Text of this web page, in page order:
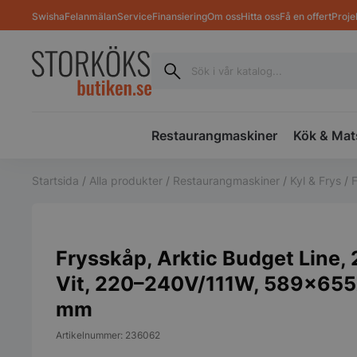
SwishaFelanmälanServiceFinansieringOm ossHitta ossFå en offert
Restaurangmaskiner Kök &
Startsida / Alla produkter / Restaurangmaskiner / Kyl & Frys /
Frysskåp, Arktic Budget Line,
Vit, 220–240V/111W,
mm
Artikelnummer: 236062